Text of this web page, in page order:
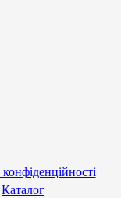
Каталог